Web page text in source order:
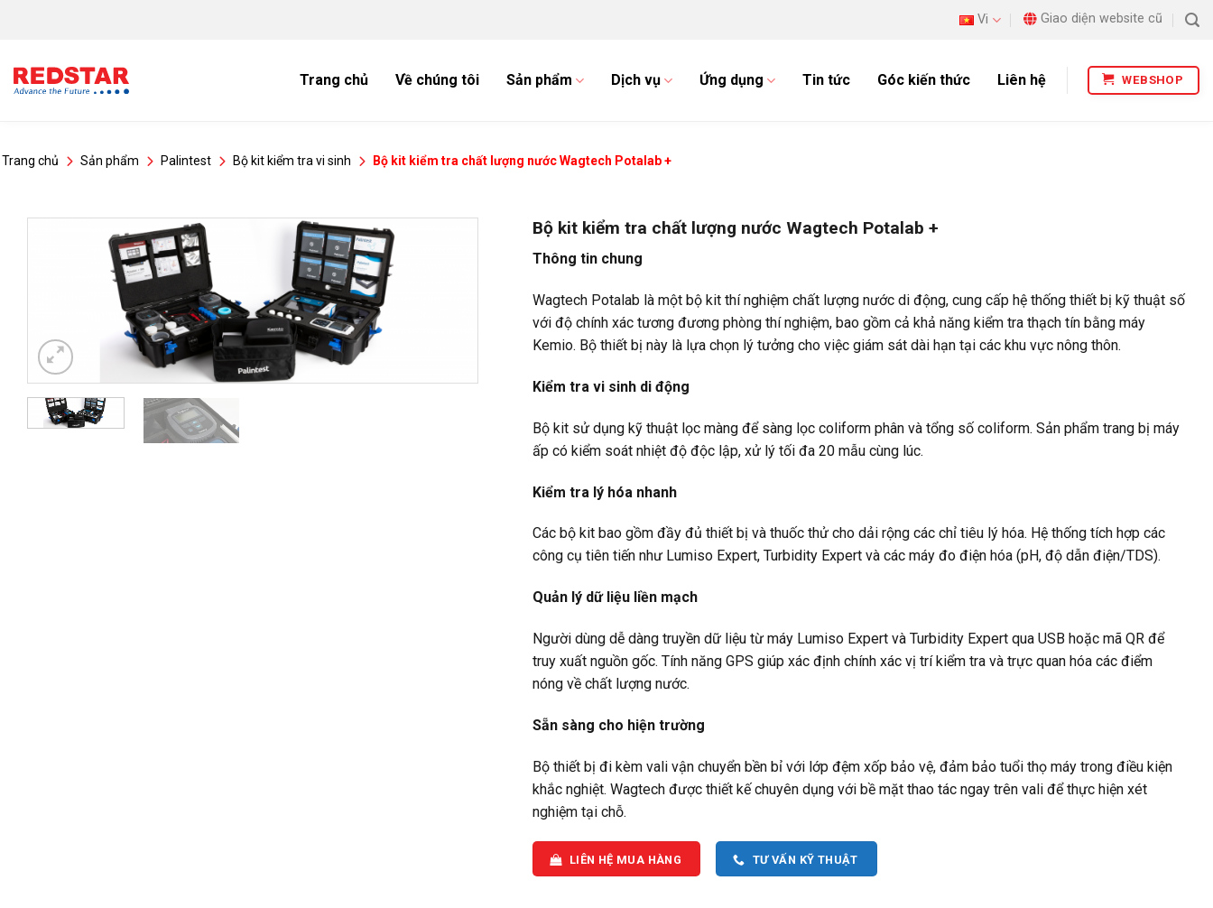
dung
Vi Giao diện website cũ
Trang chủ Về chúng tôi Sản phẩm Dịch vụ Ứng dụng Tin tức Góc kiến thức Liên hệ WEBSHOP
Trang chủ Sản phẩm Palintest Bộ kit kiểm tra vi sinh Bộ kit kiểm tra chất lượng nước Wagtech Potalab +
Bộ kit kiểm tra chất lượng nước Wagtech Potalab +
Thông tin chung
Wagtech Potalab là một bộ kit thí nghiệm chất lượng nước di động, cung cấp hệ thống thiết bị kỹ thuật số
với độ chính xác tương đương phòng thí nghiệm, bao gồm cả khả năng kiểm tra thạch tín bằng máy
Kemio. Bộ thiết bị này là lựa chọn lý tưởng cho việc giám sát dài hạn tại các khu vực nông thôn.
Kiểm tra vi sinh di động
Bộ kit sử dụng kỹ thuật lọc màng để sàng lọc coliform phân và tổng số coliform. Sản phẩm trang bị máy
ấp có kiểm soát nhiệt độ độc lập, xử lý tối đa 20 mẫu cùng lúc.
Kiểm tra lý hóa nhanh
Các bộ kit bao gồm đầy đủ thiết bị và thuốc thử cho dải rộng các chỉ tiêu lý hóa. Hệ thống tích hợp các
công cụ tiên tiến như Lumiso Expert, Turbidity Expert và các máy đo điện hóa (pH, độ dẫn điện/TDS).
Quản lý dữ liệu liền mạch
Người dùng dễ dàng truyền dữ liệu từ máy Lumiso Expert và Turbidity Expert qua USB hoặc mã QR để
truy xuất nguồn gốc. Tính năng GPS giúp xác định chính xác vị trí kiểm tra và trực quan hóa các điểm
nóng về chất lượng nước.
Sẵn sàng cho hiện trường
Bộ thiết bị đi kèm vali vận chuyển bền bỉ với lớp đệm xốp bảo vệ, đảm bảo tuổi thọ máy trong điều kiện
khắc nghiệt. Wagtech được thiết kế chuyên dụng với bề mặt thao tác ngay trên vali để thực hiện xét
nghiệm tại chỗ.
LIÊN HỆ MUA HÀNG TƯ VẤN KỸ THUẬT